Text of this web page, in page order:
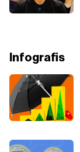
Infografis